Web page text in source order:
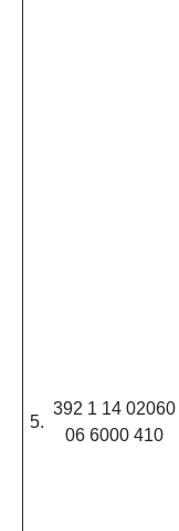
5.
392 1 14 02060
06 6000 410